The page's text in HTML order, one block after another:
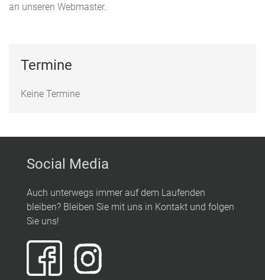
an unseren Webmaster.
Termine
Keine Termine
Social Media
Auch unterwegs immer auf dem Laufenden
bleiben? Bleiben Sie mit uns in Kontakt und folgen
Sie uns!